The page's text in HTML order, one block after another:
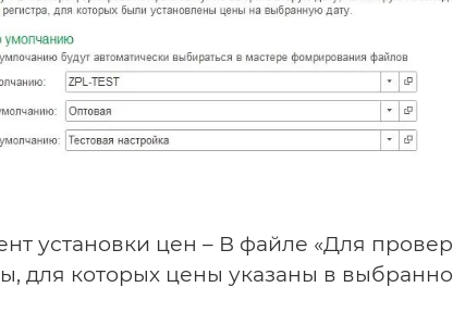
установки цен – В файле «Для
для которых цены указаны в